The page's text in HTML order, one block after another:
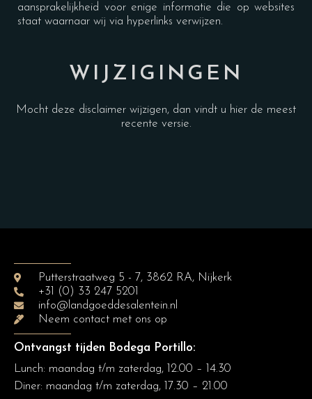
aansprakelijkheid voor enige informatie die op websites
staat waarnaar wij via hyperlinks verwijzen.
WIJZIGINGEN
Mocht deze disclaimer wijzigen, dan vindt u hier de meest
recente versie.
Putterstraatweg 5 - 7, 3862 RA, Nijkerk
+31 (0) 33 247 5201
info@landgoeddesalentein.nl
Neem contact met ons op
Ontvangst tijden Bodega Portillo:
Lunch: maandag t/m zaterdag, 12.00 – 14.30
Diner: maandag t/m zaterdag, 17.30 – 21.00